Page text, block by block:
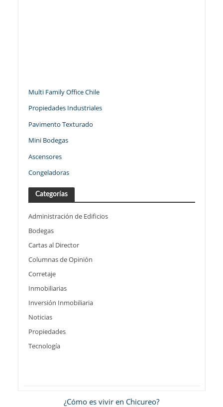
Multi Family Office Chile
Propiedades Industriales
Pavimento Texturado
Mini Bodegas
Ascensores
Congeladoras
Categorías
Administración de Edificios
Bodegas
Cartas al Director
Columnas de Opinión
Corretaje
Inmobiliarias
Inversión Inmobiliaria
Noticias
Propiedades
Tecnología
¿Cómo es vivir en Chicureo?